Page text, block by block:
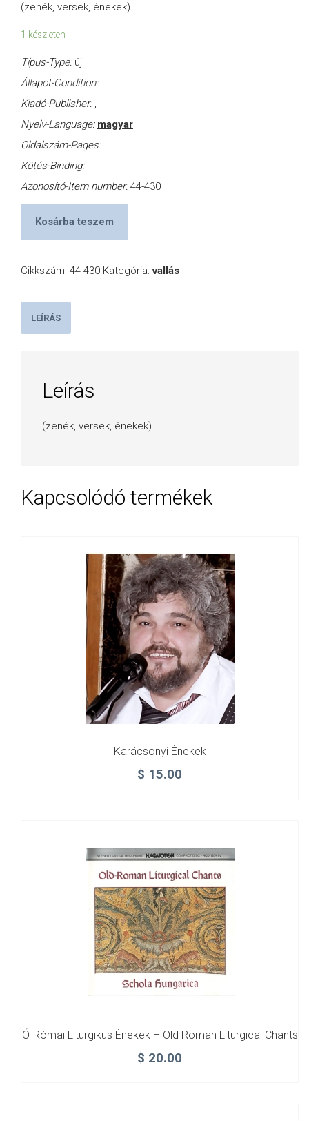
(zenék, versek, énekek)
1 készleten
Típus-Type: új
Állapot-Condition:
Kiadó-Publisher: ,
Nyelv-Language: magyar
Oldalszám-Pages:
Kötés-Binding:
Azonosító-Item number:44-430
Kosárba teszem
Cikkszám: 44-430 Kategória:vallás
LEÍRÁS
Leírás
(zenék, versek, énekek)
Kapcsolódó termékek
Karácsonyi Énekek
$ 15.00
Ó-Római Liturgikus Énekek – Old Roman Liturgical Chants
$ 20.00